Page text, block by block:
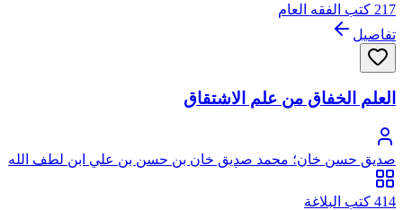
217 كتب الفقه العام
تفاصيل
العلم الخفاق من علم الاشتقاق
صديق حسن خان؛ محمد صديق خان بن حسن بن علي ابن لطف الله
الحسيني البخاري القنوجي، أبو الطيب
414 كتب البلاغة